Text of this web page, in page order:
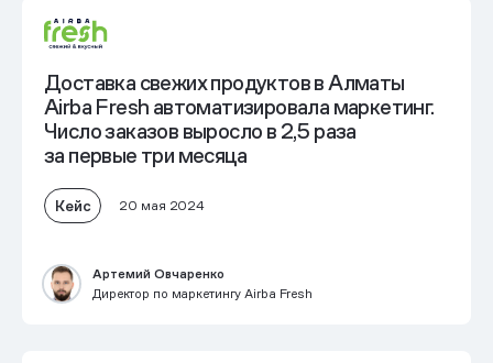
Доставка свежих продуктов в Алматы
Airba Fresh автоматизировала маркетинг.
Число заказов выросло в 2,5 раза
за первые три месяца
Кейс 20 мая 2024
Артемий Овчаренко
Директор по маркетингу Airba Fresh